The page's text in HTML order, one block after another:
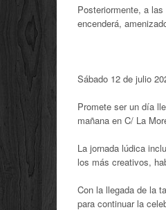
Posteriormente, a
encenderá,
Sábado 12 de julio
Promete ser un día
mañana en C/ La
La jornada lúdica
los más creativos,
Con la llegada de la
para continuar la